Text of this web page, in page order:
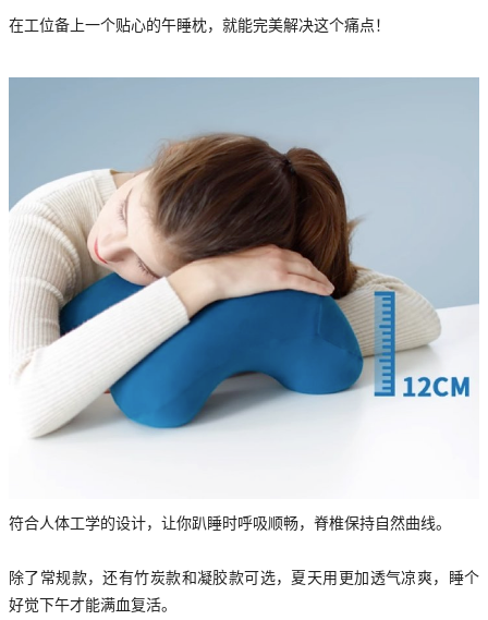
在工位备上一个贴心的午睡枕，就能完美解决这个痛点！
符合人体工学的设计，让你趴睡时呼吸顺畅，脊椎保持自然曲线。
除了常规款，还有竹炭款和凝胶款可选，夏天用更加透气凉爽，睡个
好觉下午才能满血复活。